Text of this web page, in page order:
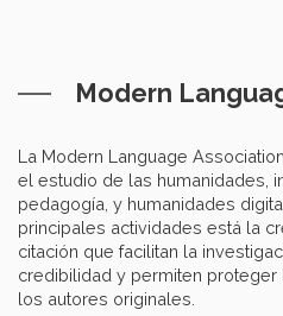
Modern
La Modern Language
el estudio de las humanidades,
pedagogía, y humanidades
principales actividades está la
citación que facilitan la
credibilidad y permiten
los autores originales.